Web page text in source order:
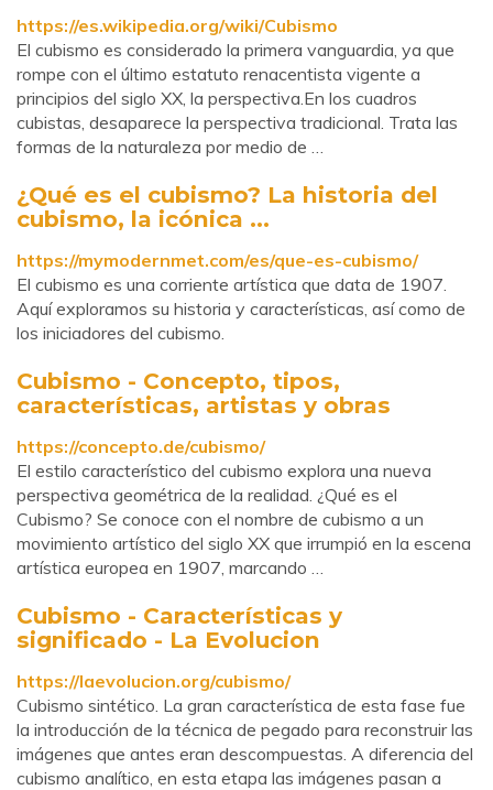
https://es.wikipedia.org/wiki/Cubismo
El cubismo es considerado la primera vanguardia, ya que
rompe con el último estatuto renacentista vigente a
principios del siglo XX, la perspectiva.En los cuadros
cubistas, desaparece la perspectiva tradicional. Trata las
formas de la naturaleza por medio de …
¿Qué es el cubismo? La historia del
cubismo, la icónica ...
https://mymodernmet.com/es/que-es-cubismo/
El cubismo es una corriente artística que data de 1907.
Aquí exploramos su historia y características, así como de
los iniciadores del cubismo.
Cubismo - Concepto, tipos,
características, artistas y obras
https://concepto.de/cubismo/
El estilo característico del cubismo explora una nueva
perspectiva geométrica de la realidad. ¿Qué es el
Cubismo? Se conoce con el nombre de cubismo a un
movimiento artístico del siglo XX que irrumpió en la escena
artística europea en 1907, marcando …
Cubismo - Características y
significado - La Evolucion
https://laevolucion.org/cubismo/
Cubismo sintético. La gran característica de esta fase fue
la introducción de la técnica de pegado para reconstruir las
imágenes que antes eran descompuestas. A diferencia del
cubismo analítico, en esta etapa las imágenes pasan a